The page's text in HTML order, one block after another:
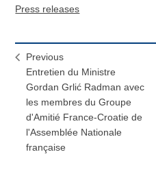
Press releases
Previous
Entretien du Ministre
Gordan Grlić Radman avec
les membres du Groupe
d'Amitié France-Croatie de
l'Assemblée Nationale
française